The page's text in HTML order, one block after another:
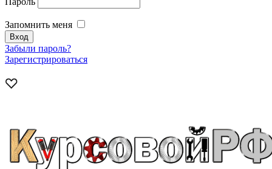
Запомнить меня
Забыли пароль?
Зарегистрироваться